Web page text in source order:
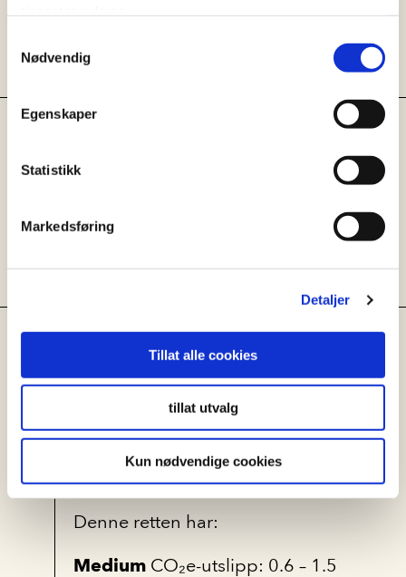
Nødvendig
Egenskaper
Statistikk
Markedsføring
Detaljer
Tillat alle cookies
tillat utvalg
Kun nødvendige cookies
med nøttene og vend de mens
rosinene, og la dem kjøle ned.
Legg kyllingen på topp av det
dandere på topp med friterte
kanelstenger. Server gjerne rett
ildfast form.
Klimautslipp
I alle våre oppskrifter har vi
regnet ut CO₂e-utslipp og andre
variabler for klimapåvirkning
som oppstår i forbindelse med
produksjonen av rettene.
Denne retten har:
Medium CO₂e-utslipp: 0.6 – 1.5